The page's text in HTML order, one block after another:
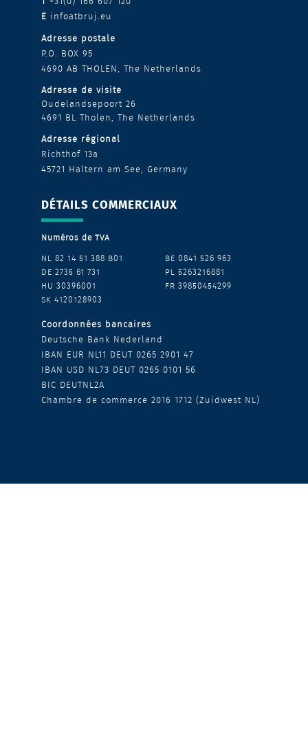
E infoatbruj.eu
Adresse postale
P.O. BOX 95
4690 AB THOLEN, The Netherlands
Adresse de visite
Oudelandsepoort 26
4691 BL Tholen, The Netherlands
Adresse régional
Richthof 13a
45721 Haltern am See, Germany
DÉTAILS COMMERCIAUX
Numéros de TVA
NL 82 14 51 388 B01
BE 0841 526 963
DE 2735 61 731
PL 5263216881
HU 30396001
FR 39850454299
SK 4120128903
Coordonnées bancaires
Deutsche Bank Nederland
IBAN EUR NL11 DEUT 0265 2901 47
IBAN USD NL73 DEUT 0265 0101 56
BIC DEUTNL2A
Chambre de commerce 2016 1712 (Zuidwest NL)